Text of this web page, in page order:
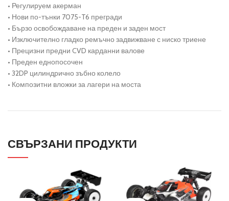
• Регулируем акерман
• Нови по-тънки 7075-T6 прегради
• Бързо освобождаване на преден и заден мост
• Изключително гладко ремъчно задвижване с ниско триене
• Прецизни предни CVD карданни валове
• Преден еднопосочен
• 32DP цилиндрично зъбно колело
• Композитни вложки за лагери на моста
СВЪРЗАНИ ПРОДУКТИ